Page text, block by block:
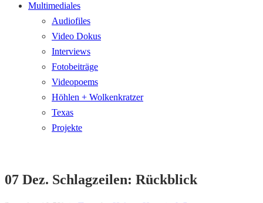
Multimediales
Audiofiles
Video Dokus
Interviews
Fotobeiträge
Videopoems
Höhlen + Wolkenkratzer
Texas
Projekte
07 Dez. Schlagzeilen: Rückblick